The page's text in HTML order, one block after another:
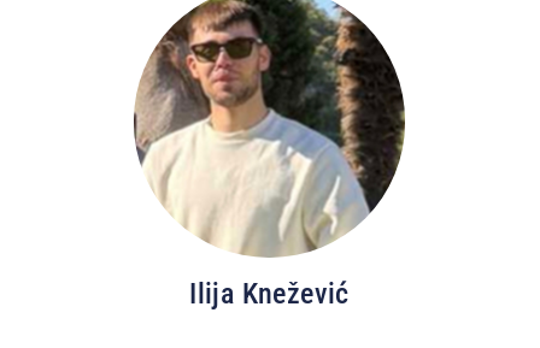
Ilija Knežević